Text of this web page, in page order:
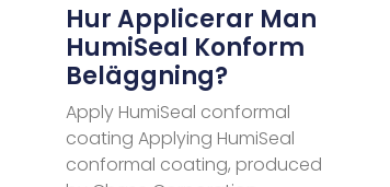
Hur Applicerar Man
HumiSeal Konform
Beläggning?
Apply HumiSeal conformal
coating Applying HumiSeal
conformal coating, produced